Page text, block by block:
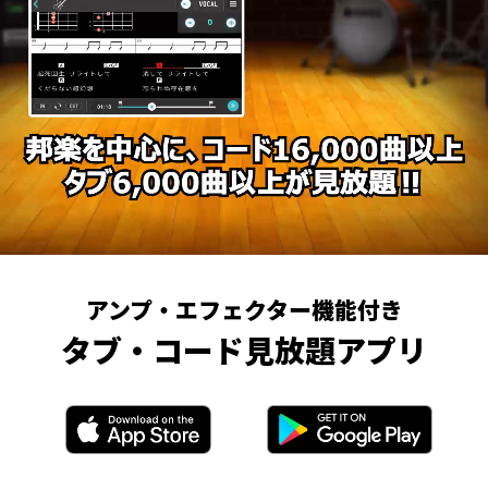
アンプ・エフェクター機能付き
タブ・コード見放題アプリ